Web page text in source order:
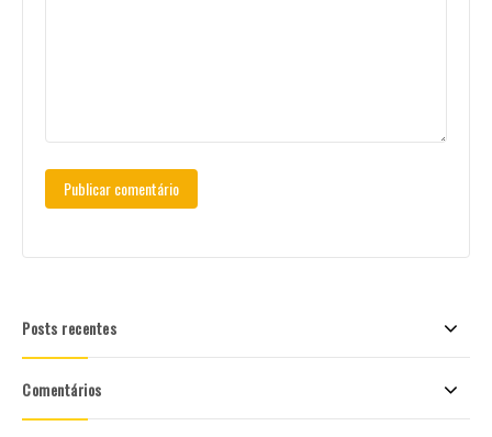
Posts recentes
Comentários